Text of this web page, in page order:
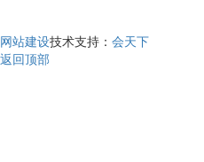
网站建设技术支持： 会天下
返回顶部